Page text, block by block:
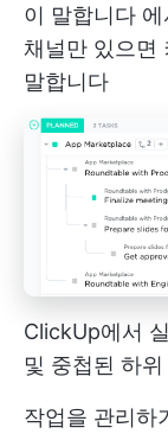
이 말합니다
채널만 있으면
말합니다
ClickUp에서
및 중첩된 하
작업을 관리하